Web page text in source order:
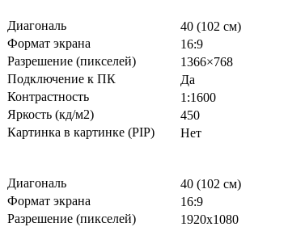
Диагональ
40 (102 см)
Формат экрана
16:9
Разрешение (пикселей)
1366×768
Подключение к ПК
Да
Контрастность
1:1600
Яркость (кд/м2)
450
Картинка в картинке (PIP)
Нет
Диагональ
40 (102 см)
Формат экрана
16:9
Разрешение (пикселей)
1920х1080